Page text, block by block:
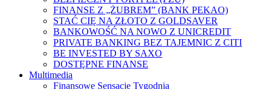
FINANSE Z „ŻUBREM” (BANK PEKAO)
STAĆ CIĘ NA ZŁOTO Z GOLDSAVER
BANKOWOŚĆ NA NOWO Z UNICREDIT
PRIVATE BANKING BEZ TAJEMNIC Z CITI
BE INVESTED BY SAXO
DOSTĘPNE FINANSE
Multimedia
Finansowe Sensacje Tygodnia